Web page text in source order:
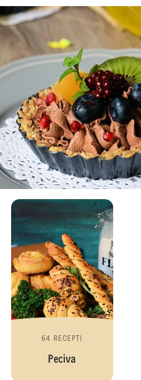
Deserti
Hleb i peciva Hleb
64 RECEPTI
Peciva